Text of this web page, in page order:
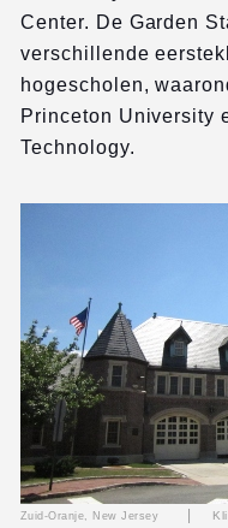
Center. De Garden
verschillende
hogescholen,
Princeton University
Technology.
Zuid-Oranje, New Jersey